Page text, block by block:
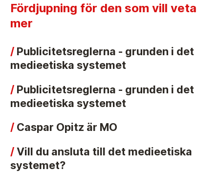
Fördjupning för den som vill veta
mer
Publicitetsreglerna - grunden i det
medieetiska systemet
Publicitetsreglerna - grunden i det
medieetiska systemet
Caspar Opitz är MO
Vill du ansluta till det medieetiska
systemet?